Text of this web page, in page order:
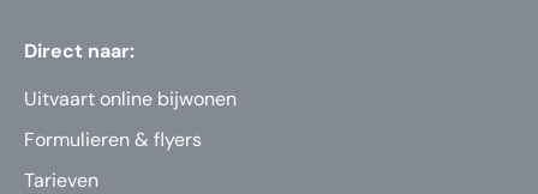
Direct naar:
Uitvaart online bijwonen
Formulieren & flyers
Tarieven